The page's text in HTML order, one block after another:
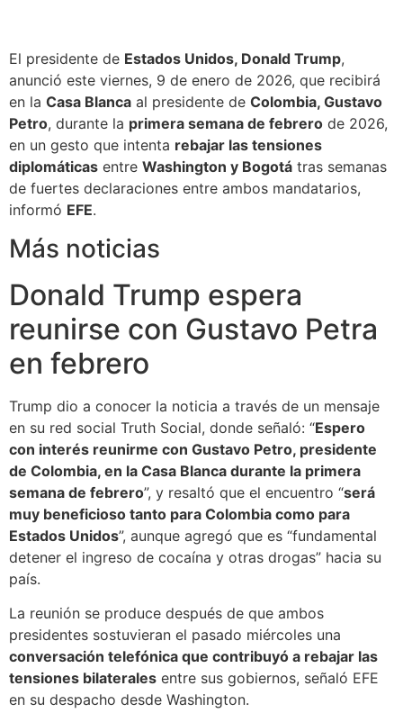
El presidente de Estados Unidos, Donald Trump,
anunció este viernes, 9 de enero de 2026, que recibirá
en la Casa Blanca al presidente de Colombia, Gustavo
Petro, durante la primera semana de febrero de 2026,
en un gesto que intenta rebajar las tensiones
diplomáticas entre Washington y Bogotá tras semanas
de fuertes declaraciones entre ambos mandatarios,
informó EFE.
Más noticias
Donald Trump espera
reunirse con Gustavo Petra
en febrero
Trump dio a conocer la noticia a través de un mensaje
en su red social Truth Social, donde señaló: “Espero
con interés reunirme con Gustavo Petro, presidente
de Colombia, en la Casa Blanca durante la primera
semana de febrero”, y resaltó que el encuentro “será
muy beneficioso tanto para Colombia como para
Estados Unidos”, aunque agregó que es “fundamental
detener el ingreso de cocaína y otras drogas” hacia su
país.
La reunión se produce después de que ambos
presidentes sostuvieran el pasado miércoles una
conversación telefónica que contribuyó a rebajar las
tensiones bilaterales entre sus gobiernos, señaló EFE
en su despacho desde Washington.